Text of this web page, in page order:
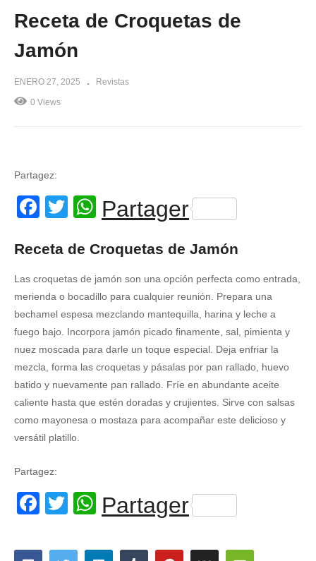
Receta de Croquetas de
Jamón
ENERO 27, 2025 Revistas
0 Views
Partagez:
Facebook
Twitter
WhatsApp
Partager
Receta de Croquetas de Jamón
Las croquetas de jamón son una opción perfecta como entrada,
merienda o bocadillo para cualquier reunión. Prepara una
bechamel espesa mezclando mantequilla, harina y leche a
fuego bajo. Incorpora jamón picado finamente, sal, pimienta y
nuez moscada para darle un toque especial. Deja enfriar la
mezcla, forma las croquetas y pásalas por pan rallado, huevo
batido y nuevamente pan rallado. Fríe en abundante aceite
caliente hasta que estén doradas y crujientes. Sirve con salsas
como mayonesa o mostaza para acompañar este delicioso y
versátil platillo.
Partagez:
Facebook
Twitter
WhatsApp
Partager